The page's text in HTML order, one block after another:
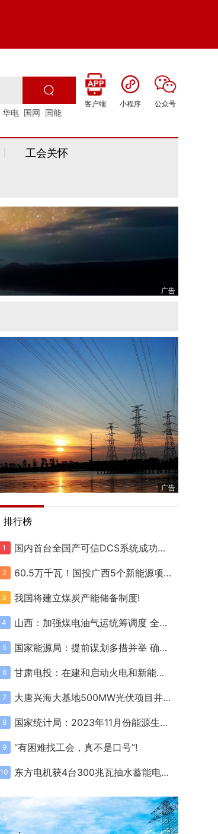
客户端 小程序 公众号
华电 国网 国能
工会关怀
广告
广告
排行榜
1 国内首台全国产可信DCS系统成功投运!
2 60.5万千瓦！国投广西5个新能源项目全部取得核准/备案!
3 我国将建立煤炭产能储备制度!
4 山西：加强煤电油气运统筹调度 全力做好能源保障和保暖保供工作!
5 国家能源局：提前谋划多措并举 确保迎峰度冬煤电气稳定供应!
6 甘肃电投：在建和启动火电和新能源项目规模11GW 总资产达880亿元!
7 大唐兴海大基地500MW光伏项目并网!
8 国家统计局：2023年11月份能源生产情况!
9 “有困难找工会，真不是口号”!
10 东方电机获4台300兆瓦抽水蓄能电站机组订单!